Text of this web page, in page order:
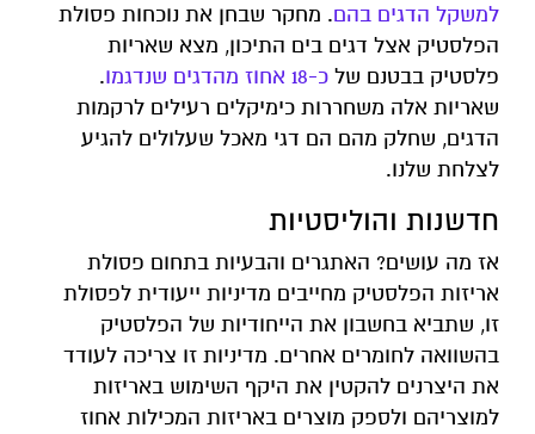
למשקל הדגים בהם. מחקר שבחן את נוכחות פסולת
הפלסטיק אצל דגים בים התיכון, מצא שאריות
פלסטיק בבטנם של כ-18 אחוז מהדגים שנדגמו
.
שאריות אלה משחררות כימיקלים רעילים לרקמות
הדגים, שחלק מהם הם דגי מאכל שעלולים להגיע
לצלחת שלנו.
חדשנות והוליסטיות
אז מה עושים? האתגרים והבעיות בתחום פסולת
אריזות הפלסטיק מחייבים מדיניות ייעודית לפסולת
זו, שתביא בחשבון את הייחודיות של הפלסטיק
בהשוואה לחומרים אחרים. מדיניות זו צריכה לעודד
את היצרנים להקטין את היקף השימוש באריזות
למוצריהם ולספק מוצרים באריזות המכילות אחוז